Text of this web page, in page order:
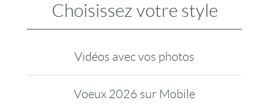
Choisissez votre style
Vidéos avec vos photos
Voeux 2026 sur Mobile